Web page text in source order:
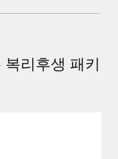
시장에서 글로벌
때보다 중요해졌습
리후생 패키